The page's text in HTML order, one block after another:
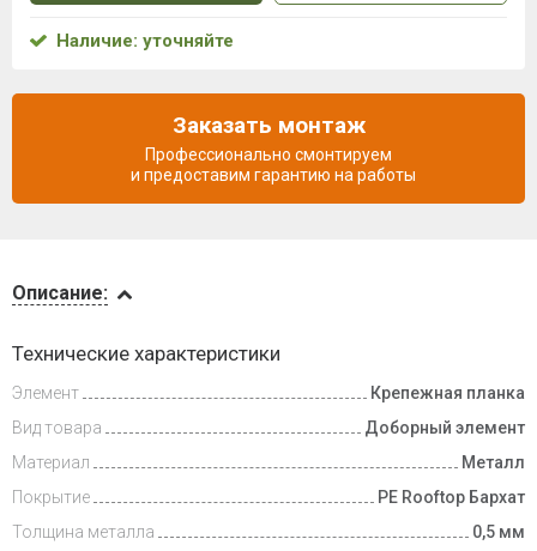
и оплата
Описание:
Технические характеристики
Элемент
Крепежная планка
Вид товара
Доборный элемент
Материал
Металл
Покрытие
PE Rooftop Бархат
Толщина металла
0,5 мм
Наличие: уточняйте
Заказать монтаж
Профессионально смонтируем
и предоставим гарантию на работы